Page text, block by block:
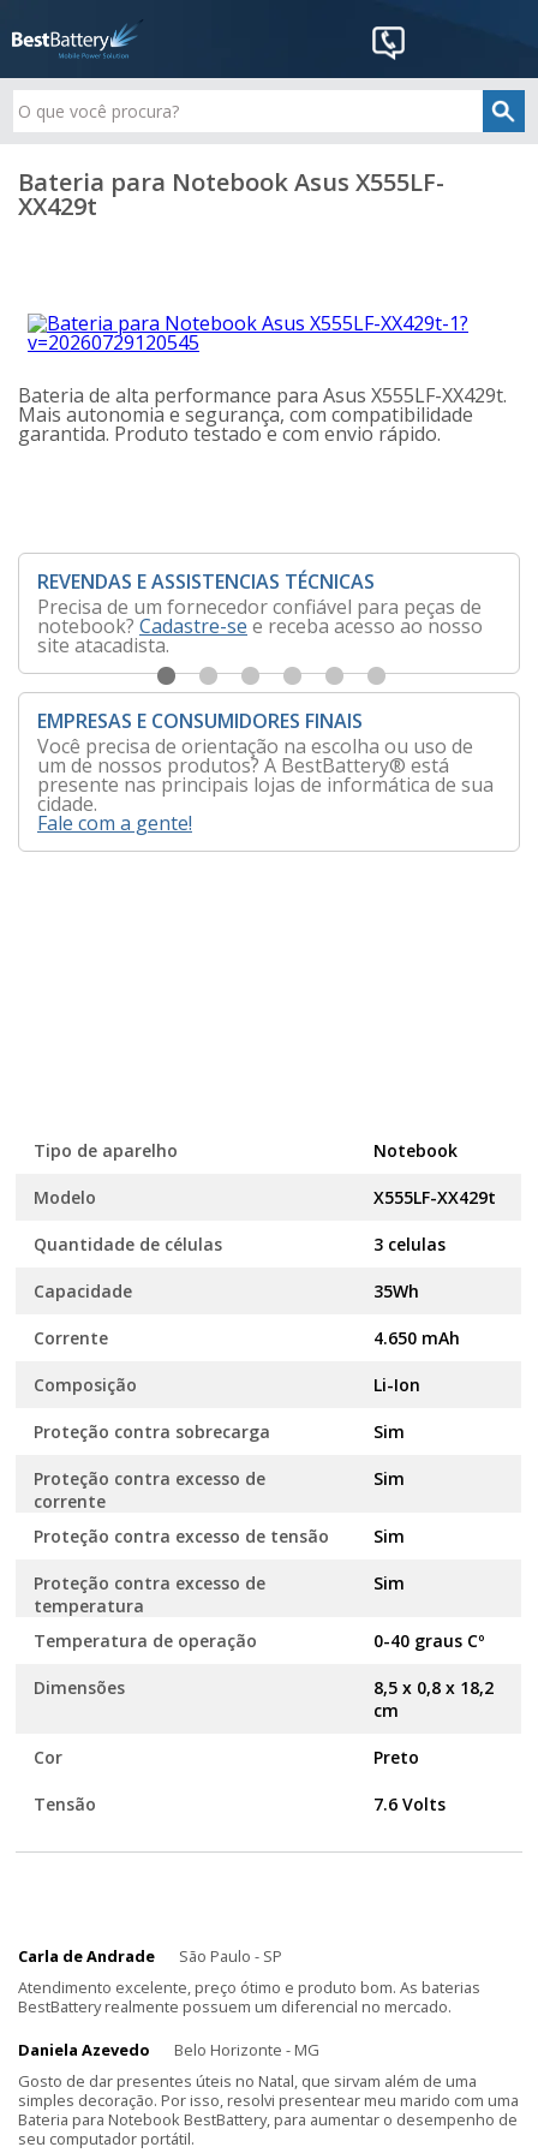
Bateria para Notebook Asus X555LF-
XX429t
Bateria de alta performance para Asus X555LF-XX429t.
Mais autonomia e segurança, com compatibilidade
garantida. Produto testado e com envio rápido.
REVENDAS E ASSISTENCIAS TÉCNICAS
Precisa de um fornecedor confiável para peças de
notebook? Cadastre-se e receba acesso ao nosso
site atacadista.
EMPRESAS E CONSUMIDORES FINAIS
Você precisa de orientação na escolha ou uso de
um de nossos produtos? A BestBattery® está
presente nas principais lojas de informática de sua
cidade.
Fale com a gente!
Tipo de aparelho Notebook
Modelo X555LF-XX429t
Quantidade de células 3 celulas
Capacidade 35Wh
Corrente 4.650 mAh
Composição Li-Ion
Proteção contra sobrecarga Sim
Proteção contra excesso de
corrente
Sim
Proteção contra excesso de tensão Sim
Proteção contra excesso de
temperatura
Sim
Temperatura de operação 0-40 graus Cº
Dimensões
8,5 x 0,8 x 18,2
cm
Cor Preto
Tensão 7.6 Volts
Carla de Andrade
São Paulo - SP
Atendimento excelente, preço ótimo e produto bom. As baterias
BestBattery realmente possuem um diferencial no mercado.
Daniela Azevedo
Belo Horizonte - MG
Gosto de dar presentes úteis no Natal, que sirvam além de uma
simples decoração. Por isso, resolvi presentear meu marido com uma
Bateria para Notebook BestBattery, para aumentar o desempenho de
seu computador portátil.